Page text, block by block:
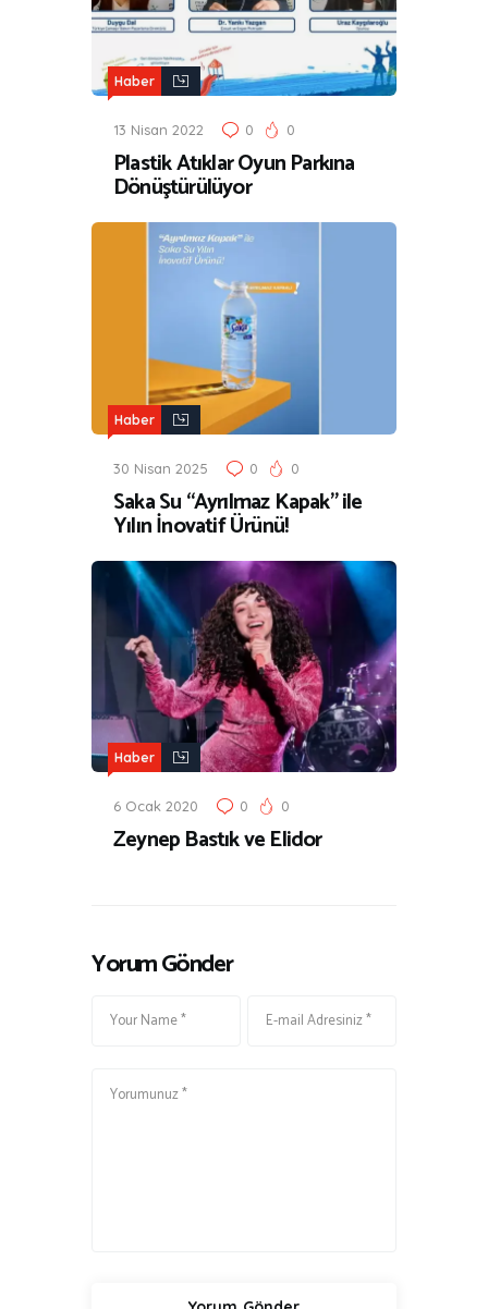
Haber
13 Nisan 2022 0 0
Plastik Atıklar Oyun Parkına
Dönüştürülüyor
Haber
30 Nisan 2025 0 0
Saka Su “Ayrılmaz Kapak” ile
Yılın İnovatif Ürünü!
Haber
6 Ocak 2020 0 0
Zeynep Bastık ve Elidor
Yorum Gönder